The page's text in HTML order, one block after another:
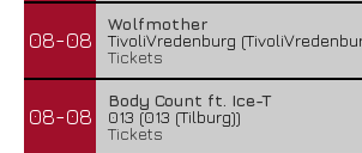
08-08
Wolfmother
TivoliVredenburg
Tickets
08-08
Body Count ft. Ice-T
013 (013 (Tilburg))
Tickets